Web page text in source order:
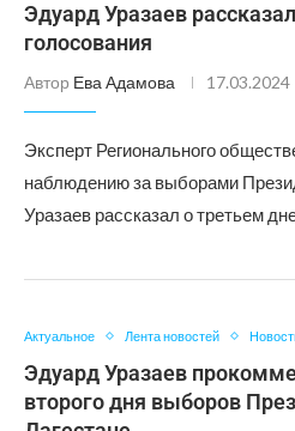
Эдуард Уразаев
голосования
Автор Ева Адамова 17.03.2024
Эксперт Регионального
наблюдению за выборами
Уразаев рассказал о третьем
Актуальное Лента новостей
Эдуард Уразаев
второго дня выборов